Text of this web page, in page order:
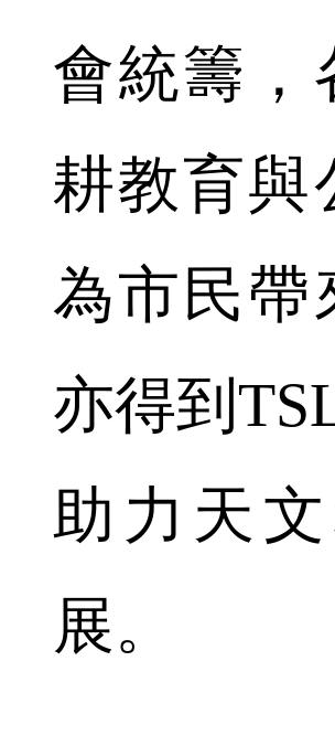
會統籌，
耕教育與
為市民帶
亦得到
助力天
展。